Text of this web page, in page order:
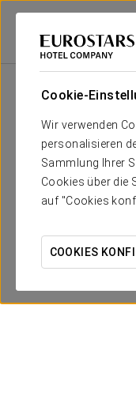
Cookie-
Wir verwenden
personalisieren
Sammlung Ihrer
Cookies über die
auf "Cookies
COOKIES
Eurostars Hotel Company